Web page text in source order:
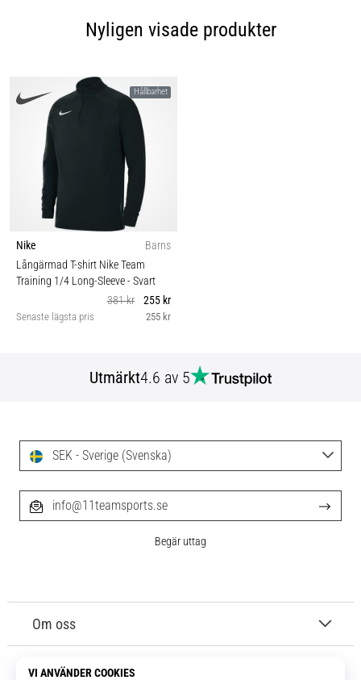
Nyligen visade produkter
Hållbarhet
Nike
Barns
Långärmad T-shirt Nike Team
Training 1/4 Long-Sleeve- Svart
381 kr
255 kr
Senaste lägsta pris 255 kr
Utmärkt4.6 av 5
Om oss
Kundtjänst
SEK - Sverige (Svenska)
info@11teamsports.se
Begär uttag